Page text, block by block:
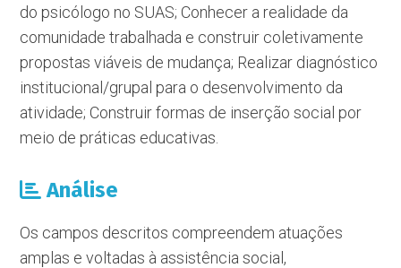
do psicólogo no SUAS; Conhecer a realidade da
comunidade trabalhada e construir coletivamente
propostas viáveis de mudança; Realizar diagnóstico
institucional/grupal para o desenvolvimento da
atividade; Construir formas de inserção social por
meio de práticas educativas.
Análise
Os campos descritos compreendem atuações
amplas e voltadas à assistência social,